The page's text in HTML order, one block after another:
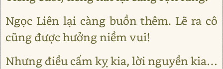
Ngọc Liên lại càng buồn thêm. Lẽ ra cô
cũng được hưởng niềm vui!
Nhưng điều cấm kỵ kia, lời nguyền kia…